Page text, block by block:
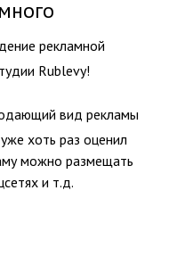
рекламной
Rublevy!
вид рекламы
хоть раз оценил
можно размещать
и т.д.